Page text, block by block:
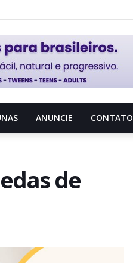
ANUNCIE CONTATO
de